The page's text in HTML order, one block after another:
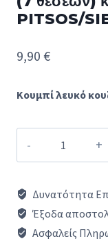
PITSOS/
9,90 €
Κουμπί λευκό
πατητό
χρώμα,
εστίας
Δυνατότητα
Έξοδα
Ασφαλείς